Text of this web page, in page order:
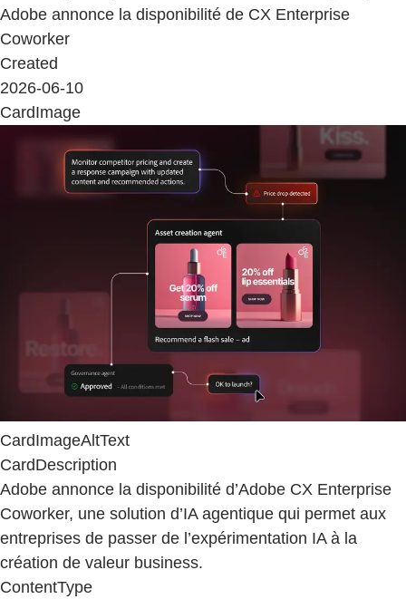
Adobe annonce la disponibilité de CX Enterprise
Coworker
Created
2026-06-10
CardImage
CardImageAltText
CardDescription
Adobe annonce la disponibilité d’Adobe CX Enterprise
Coworker, une solution d’IA agentique qui permet aux
entreprises de passer de l’expérimentation IA à la
création de valeur business.
ContentType